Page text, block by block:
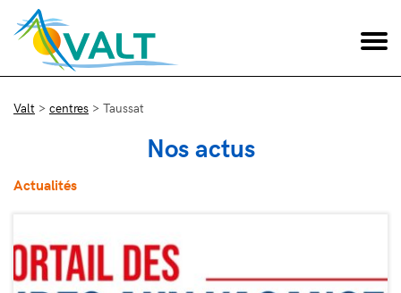
Valt > centres > Taussat
Nos actus
Actualités